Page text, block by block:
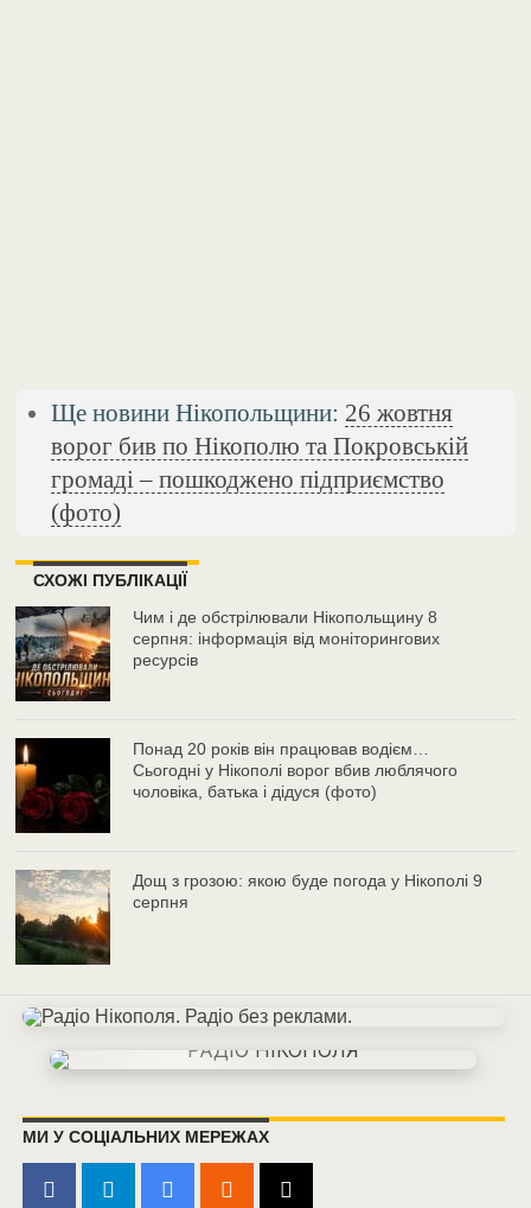
Ще новини Нікопольщини: 26 жовтня
ворог бив по Нікополю та Покровській
громаді – пошкоджено підприємство
(фото)
СХОЖІ ПУБЛІКАЦІЇ
Чим і де обстрілювали Нікопольщину 8
серпня: інформація від моніторингових
ресурсів
Понад 20 років він працював водієм…
Сьогодні у Нікополі ворог вбив люблячого
чоловіка, батька і дідуся (фото)
Дощ з грозою: якою буде погода у Нікополі 9
серпня
МИ У СОЦІАЛЬНИХ МЕРЕЖАХ